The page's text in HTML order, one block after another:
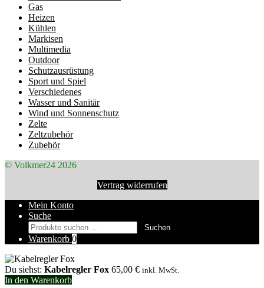
Gas
Heizen
Kühlen
Markisen
Multimedia
Outdoor
Schutzausrüstung
Sport und Spiel
Verschiedenes
Wasser und Sanitär
Wind und Sonnenschutz
Zelte
Zeltzubehör
Zubehör
© Volkmer24 2026
Vertrag widerrufen
Mein Konto
Suche
Suchen
nach:
Suchen
Warenkorb 0
Du siehst: Kabelregler Fox 65,00 € inkl. MwSt.
In den Warenkorb